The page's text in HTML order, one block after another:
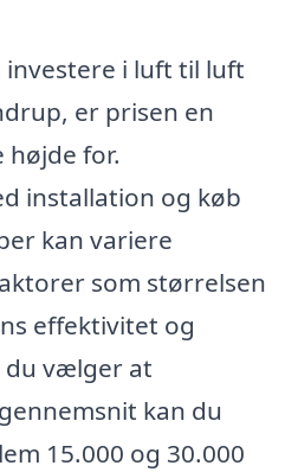
i luft til luft
er prisen en
for.
installation og køb
kan variere
som størrelsen
effektivitet og
du vælger at
kan du
15.000 og 30.000